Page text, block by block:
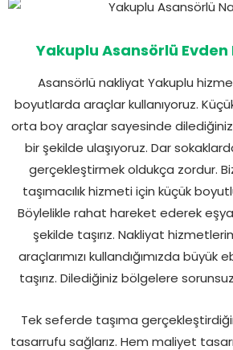
Yakuplu Asansörlü Evden
Asansörlü nakliyat Yakuplu
boyutlarda araçlar kullanıyoruz.
orta boy araçlar sayesinde
bir şekilde ulaşıyoruz. Dar
gerçekleştirmek oldukça zordur.
taşımacılık hizmeti için küçük
Böylelikle rahat hareket ederek
şekilde taşırız. Nakliyat
araçlarımızı kullandığımızda büyük
taşırız. Dilediğiniz bölgelere
Tek seferde taşıma
tasarrufu sağlarız. Hem maliyet